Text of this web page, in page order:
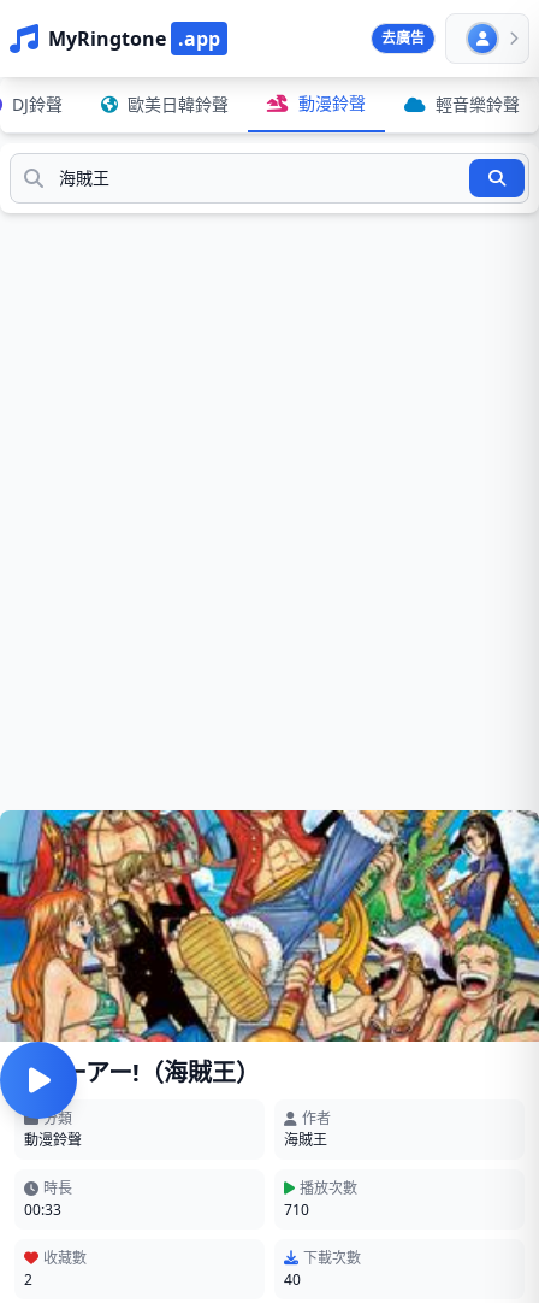
MyRingtone .app 去廣告
DJ鈴聲 歐美日韓鈴聲 動漫鈴聲 輕音樂鈴聲
ウィーアー!（海賊王）
分類
動漫鈴聲
作者
海賊王
時長
00:33
播放次數
710
收藏數
2
下載次數
40